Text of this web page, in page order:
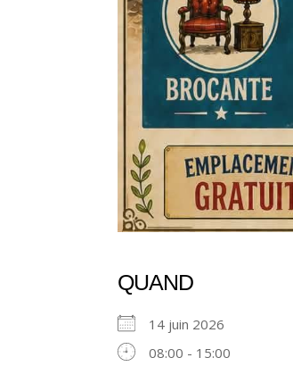
QUAND
14 juin 2026
08:00 - 15:00